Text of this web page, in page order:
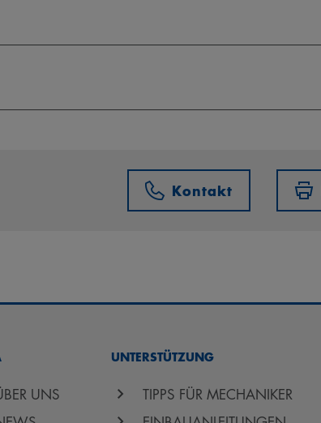
Kontakt
UNS
UNTERSTÜTZUNG
TIPPS FÜR MECHANIKER